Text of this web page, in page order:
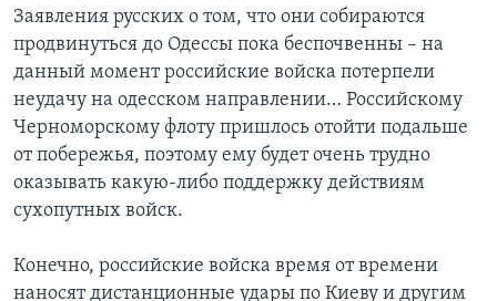
Заявления русских о том, что они собираются
продвинуться до Одессы пока беспочвенны – на
данный момент российские войска потерпели
неудачу на одесском направлении… Российскому
Черноморскому флоту пришлось отойти подальше
от побережья, поэтому ему будет очень трудно
оказывать какую-либо поддержку действиям
сухопутных войск.
Конечно, российские войска время от времени
наносят дистанционные удары по Киеву и другим